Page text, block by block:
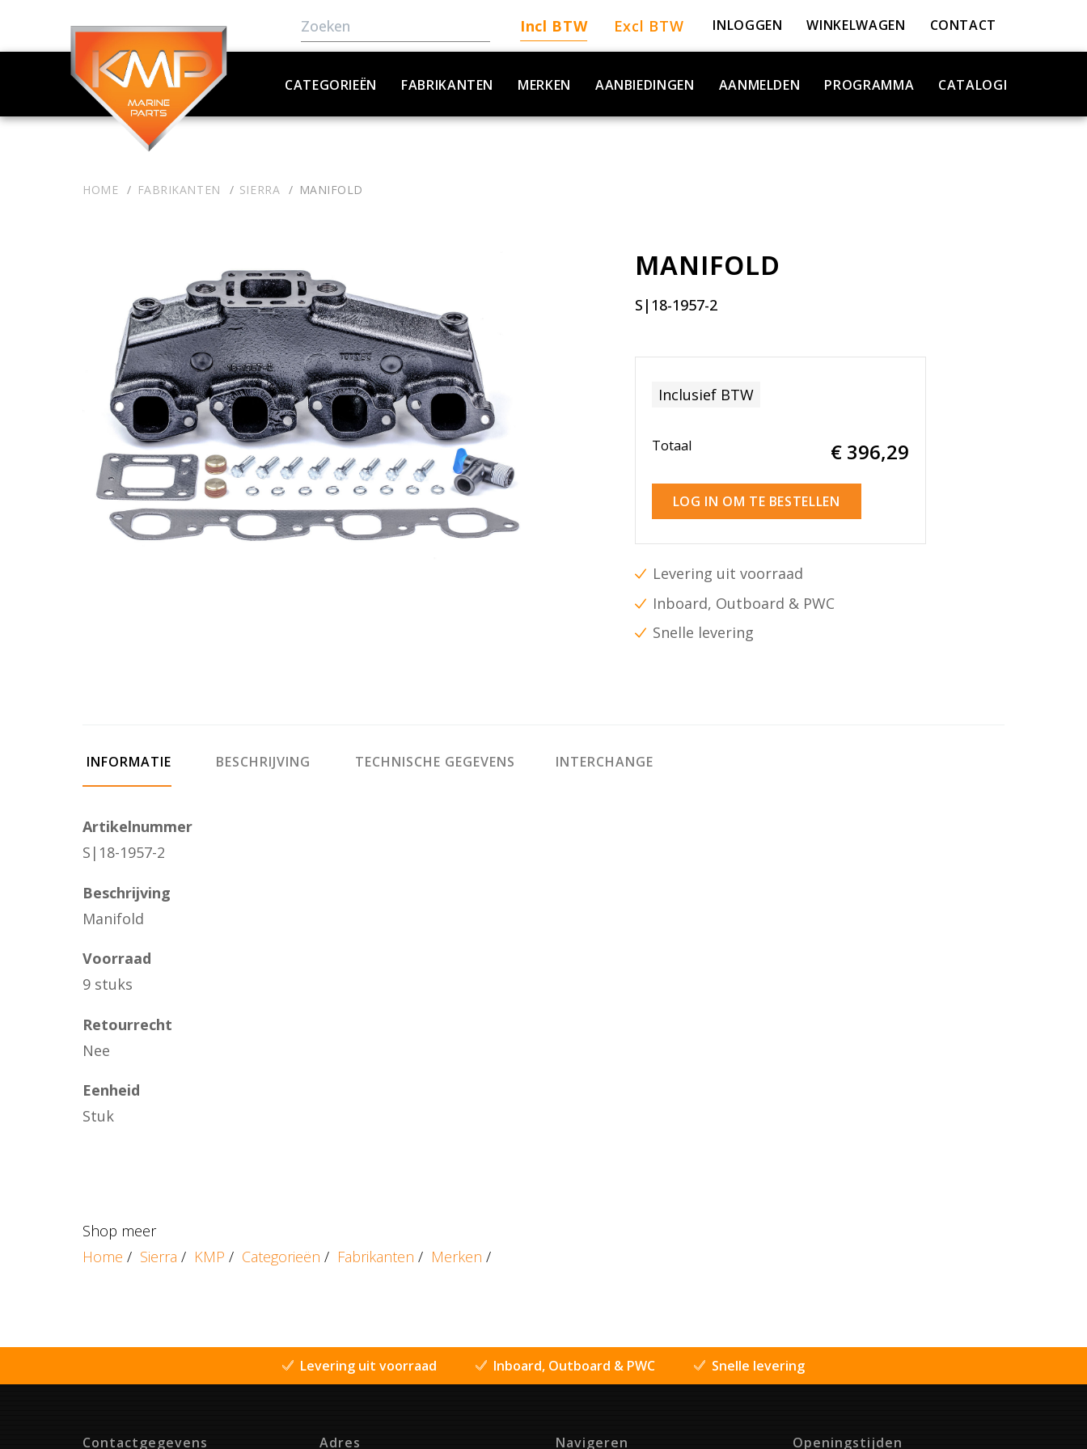
Incl BTW Excl BTW INLOGGEN WINKELWAGEN CONTACT
CATEGORIEËN FABRIKANTEN MERKEN AANBIEDINGEN AANMELDEN PROGRAMMA CATALOGI
HOME FABRIKANTEN SIERRA MANIFOLD
MANIFOLD
S|18-1957-2
Inclusief BTW
Totaal € 396,29
LOG IN OM TE BESTELLEN
Levering uit voorraad
Inboard, Outboard & PWC
Snelle levering
INFORMATIE BESCHRIJVING TECHNISCHE GEGEVENS INTERCHANGE
Artikelnummer
S|18-1957-2
Beschrijving
Manifold
Voorraad
9 stuks
Retourrecht
Nee
Eenheid
Stuk
Shop meer
Home / Sierra / KMP / Categorieën / Fabrikanten / Merken /
Levering uit voorraad Inboard, Outboard & PWC Snelle levering
Contactgegevens Adres Navigeren Openingstijden